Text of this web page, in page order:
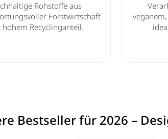
Rohstoffe aus
Forstwirtschaft
hohem Recyclinganteil.
Bestseller für 2026 –